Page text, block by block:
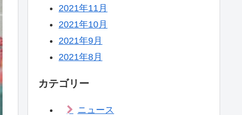
2021年11月
2021年10月
2021年9月
2021年8月
カテゴリー
ニュース